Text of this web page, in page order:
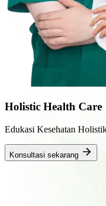
Holistic Health Care
Edukasi Kesehatan
Konsultasi sekarang